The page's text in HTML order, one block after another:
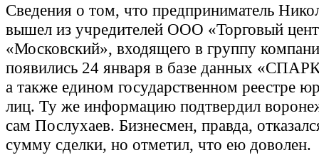
Сведения о том, что предприниматель
вышел из учредителей ООО «Торговый
«Московский», входящего в группу
появились 24 января в базе данных
а также едином государственном реестре
лиц. Ту же информацию подтвердил
сам Послухаев. Бизнесмен, правда,
сумму сделки, но отметил, что ею доволен.